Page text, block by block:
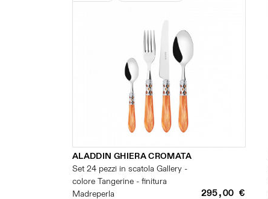
ALADDIN GHIERA CROMATA
Set 24 pezzi in scatola Gallery -
colore Tangerine - finitura
Madreperla
295,00 €